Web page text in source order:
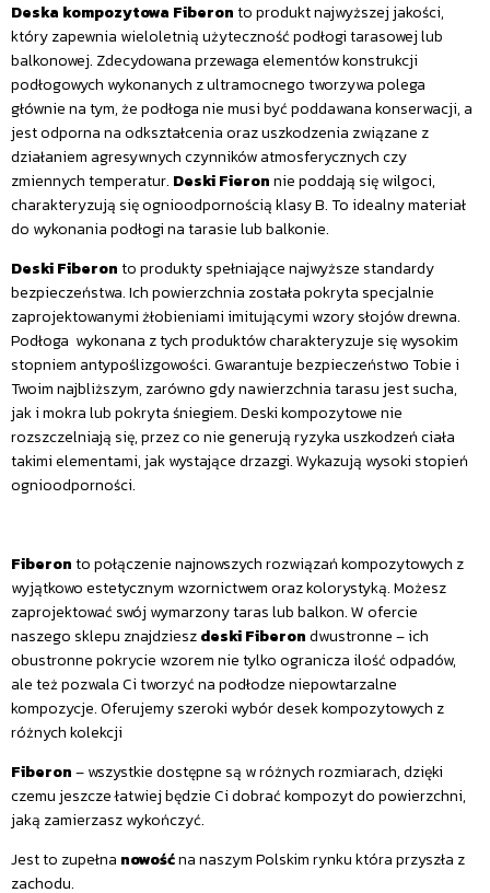
Deska kompozytowa Fiberonto produkt najwyższej jakości,
który zapewnia wieloletnią użyteczność podłogi tarasowej lub
balkonowej. Zdecydowana przewaga elementów konstrukcji
podłogowych wykonanych z ultramocnego tworzywa polega
głównie na tym, że podłoga nie musi być poddawana konserwacji, a
jest odporna na odkształcenia oraz uszkodzenia związane z
działaniem agresywnych czynników atmosferycznych czy
zmiennych temperatur. Deski Fieronnie poddają się wilgoci,
charakteryzują się ognioodpornością klasy B. To idealny materiał
do wykonania podłogi na tarasie lub balkonie.
Deski Fiberonto produkty spełniające najwyższe standardy
bezpieczeństwa. Ich powierzchnia została pokryta specjalnie
zaprojektowanymi żłobieniami imitującymi wzory słojów drewna.
Podłoga wykonana z tych produktów charakteryzuje się wysokim
stopniem antypoślizgowości. Gwarantuje bezpieczeństwo Tobie i
Twoim najbliższym, zarówno gdy nawierzchnia tarasu jest sucha,
jak i mokra lub pokryta śniegiem. Deski kompozytowe nie
rozszczelniają się, przez co nie generują ryzyka uszkodzeń ciała
takimi elementami, jak wystające drzazgi. Wykazują wysoki stopień
ognioodporności.
Fiberonto połączenie najnowszych rozwiązań kompozytowych z
wyjątkowo estetycznym wzornictwem oraz kolorystyką. Możesz
zaprojektować swój wymarzony taras lub balkon. W ofercie
naszego sklepu znajdzieszdeski Fiberondwustronne – ich
obustronne pokrycie wzorem nie tylko ogranicza ilość odpadów,
ale też pozwala Ci tworzyć na podłodze niepowtarzalne
kompozycje. Oferujemy szeroki wybór desek kompozytowych z
różnych kolekcji
Fiberon– wszystkie dostępne są w różnych rozmiarach, dzięki
czemu jeszcze łatwiej będzie Ci dobrać kompozyt do powierzchni,
jaką zamierzasz wykończyć.
Jest to zupełna nowośćna naszym Polskim rynku która przyszła z
zachodu.